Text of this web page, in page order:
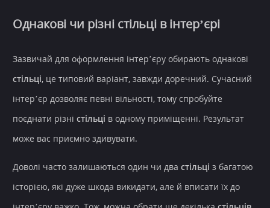
Однакові чи різні стільці в інтер’єрі
Зазвичай для оформлення інтер’єру обирають однакові
стільці, це типовий варіант, завжди доречний. Сучасний
інтер’єр дозволяє певні вільності, тому спробуйте
поєднати різні стільці в одному приміщенні. Результат
може вас приємно здивувати.
Доволі часто залишаються один чи два стільці з багатою
історією, які дуже шкода викидати, але й вписати їх до